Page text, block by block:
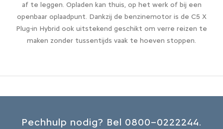
af te leggen. Opladen kan thuis, op het werk of bij een
openbaar oplaadpunt. Dankzij de benzinemotor is de C5 X
Plug-in Hybrid ook uitstekend geschikt om verre reizen te
maken zonder tussentijds vaak te hoeven stoppen.
Pechhulp nodig? Bel 0800–0222244.